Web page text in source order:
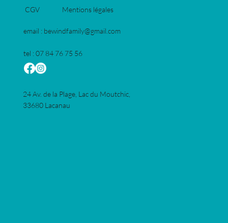
CGV Mentions légales
email : bewindfamily@gmail.com
tel : 07 84 76 75 56
24 Av. de la Plage, Lac du Moutchic,
33680 Lacanau